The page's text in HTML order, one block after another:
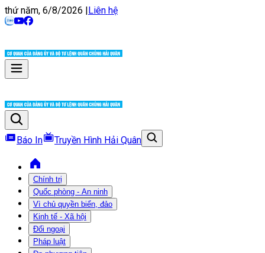
thứ năm, 6/8/2026 |Liên hệ
Báo In Truyền Hình Hải Quân
Chính trị
Quốc phòng - An ninh
Vì chủ quyền biển, đảo
Kinh tế - Xã hội
Đối ngoại
Pháp luật